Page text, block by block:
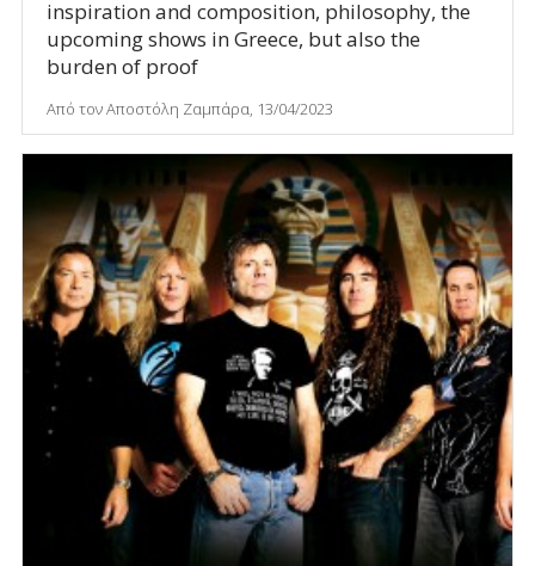
inspiration and composition, philosophy, the
upcoming shows in Greece, but also the
burden of proof
Από τον Αποστόλη Ζαμπάρα, 13/04/2023